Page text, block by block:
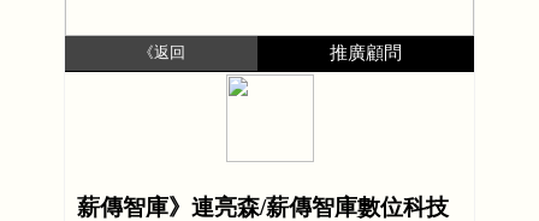
《返回 推廣顧問
薪傳智庫》連亮森/薪傳智庫數位科技